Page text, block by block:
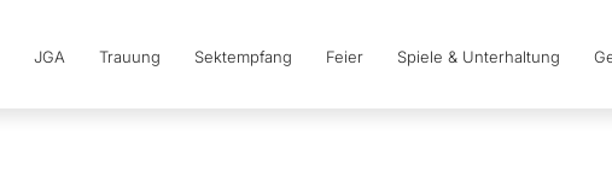
JGA Trauung Sektempfang Feier Spiele & Unterhaltung